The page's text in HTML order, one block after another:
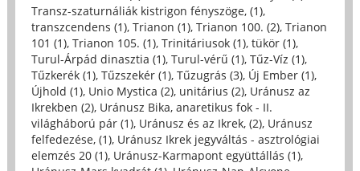
Transz-szaturnáliák kistrigon fényszöge, (1),
transzcendens (1), Trianon (1), Trianon 100. (2), Trianon
101 (1), Trianon 105. (1), Trinitáriusok (1), tükör (1),
Turul-Árpád dinasztia (1), Turul-vérű (1), Tűz-Víz (1),
Tűzkerék (1), Tűzszekér (1), Tűzugrás (3), Új Ember (1),
Újhold (1), Unio Mystica (2), unitárius (2), Uránusz az
Ikrekben (2), Uránusz Bika, anaretikus fok - II.
világháború pár (1), Uránusz és az Ikrek, (2), Uránusz
felfedezése, (1), Uránusz Ikrek jegyváltás - asztrológiai
elemzés 20 (1), Uránusz-Karmapont együttállás (1),